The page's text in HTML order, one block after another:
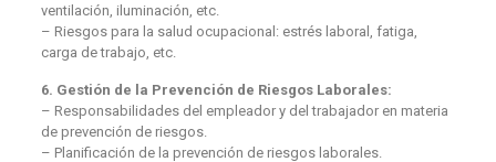
ventilación, iluminación, etc.
– Riesgos para la salud ocupacional: estrés laboral, fatiga,
carga de trabajo, etc.
6. Gestión de la Prevención de Riesgos Laborales:
– Responsabilidades del empleador y del trabajador en materia
de prevención de riesgos.
– Planificación de la prevención de riesgos laborales.